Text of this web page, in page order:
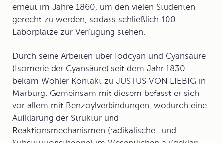
erneut im Jahre 1860, um den vielen Studenten
gerecht zu werden, sodass schließlich 100
Laborplätze zur Verfügung stehen.
Durch seine Arbeiten über Iodcyan und Cyansäure
(Isomerie der Cyansäure) seit dem Jahr 1830
bekam Wöhler Kontakt zu JUSTUS VON LIEBIG in
Marburg. Gemeinsam mit diesem befasst er sich
vor allem mit Benzoylverbindungen, wodurch eine
Aufklärung der Struktur und
Reaktionsmechanismen (radikalische- und